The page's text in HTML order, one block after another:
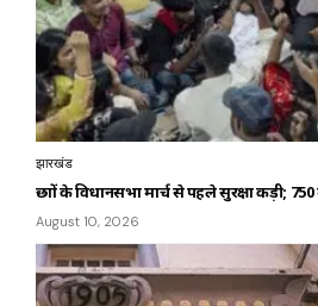
झारखंड
छात्रों के विधानसभा मार्च से पहले सुरक्षा कड़ी; 750
August 10, 2026